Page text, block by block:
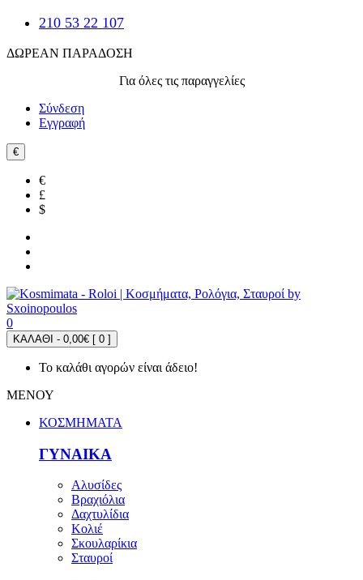
210 53 22 107
ΔΩΡΕΑΝ ΠΑΡΑΔΟΣΗ
Για όλες τις παραγγελίες
Σύνδεση
Εγγραφή
€
€
£
$
0
ΚΑΛΑΘΙ - 0,00€ [ 0 ]
Το καλάθι αγορών είναι άδειο!
ΜΕΝΟΥ
ΚΟΣΜΗΜΑΤΑ
ΓΥΝΑΙΚΑ
Αλυσίδες
Βραχιόλια
Δαχτυλίδια
Κολιέ
Σκουλαρίκια
Σταυροί